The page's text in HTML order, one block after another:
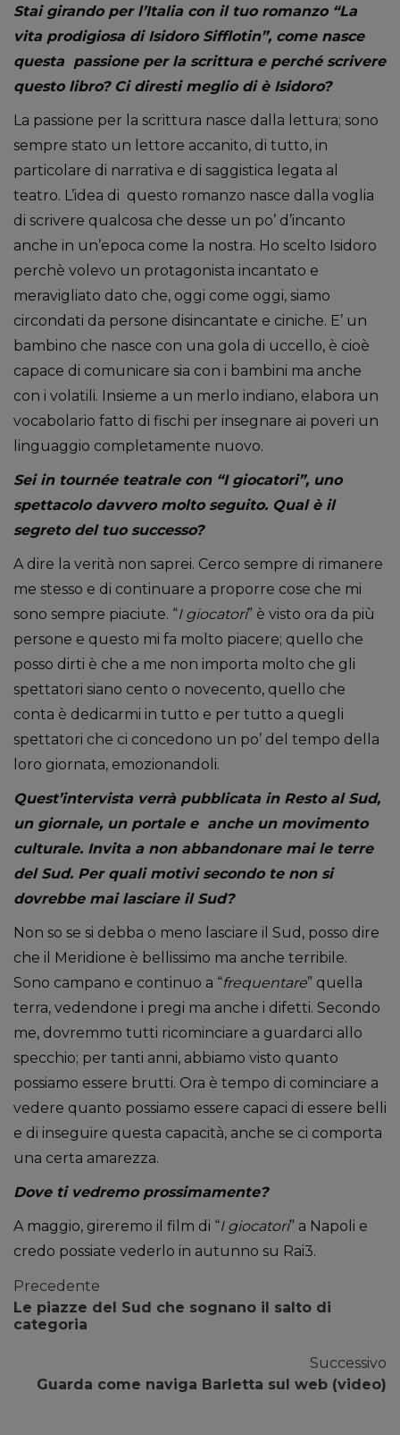
Stai girando per l’Italia con il tuo romanzo “La
vita prodigiosa di Isidoro Sifflotin”, come nasce
questa passione per la scrittura e perché scrivere
questo libro? Ci diresti meglio di è Isidoro?
La passione per la scrittura nasce dalla lettura; sono
sempre stato un lettore accanito, di tutto, in
particolare di narrativa e di saggistica legata al
teatro. L’idea di questo romanzo nasce dalla voglia
di scrivere qualcosa che desse un po’ d’incanto
anche in un’epoca come la nostra. Ho scelto Isidoro
perchè volevo un protagonista incantato e
meravigliato dato che, oggi come oggi, siamo
circondati da persone disincantate e ciniche. E’ un
bambino che nasce con una gola di uccello, è cioè
capace di comunicare sia con i bambini ma anche
con i volatili. Insieme a un merlo indiano, elabora un
vocabolario fatto di fischi per insegnare ai poveri un
linguaggio completamente nuovo.
Sei in tournée teatrale con “I giocatori”, uno
spettacolo davvero molto seguito. Qual è il
segreto del tuo successo?
A dire la verità non saprei. Cerco sempre di rimanere
me stesso e di continuare a proporre cose che mi
sono sempre piaciute. “I giocatori” è visto ora da più
persone e questo mi fa molto piacere; quello che
posso dirti è che a me non importa molto che gli
spettatori siano cento o novecento, quello che
conta è dedicarmi in tutto e per tutto a quegli
spettatori che ci concedono un po’ del tempo della
loro giornata, emozionandoli.
Quest’intervista verrà pubblicata in Resto al Sud,
un giornale, un portale e anche un movimento
culturale. Invita a non abbandonare mai le terre
del Sud. Per quali motivi secondo te non si
dovrebbe mai lasciare il Sud?
Non so se si debba o meno lasciare il Sud, posso dire
che il Meridione è bellissimo ma anche terribile.
Sono campano e continuo a “frequentare” quella
terra, vedendone i pregi ma anche i difetti. Secondo
me, dovremmo tutti ricominciare a guardarci allo
specchio; per tanti anni, abbiamo visto quanto
possiamo essere brutti. Ora è tempo di cominciare a
vedere quanto possiamo essere capaci di essere belli
e di inseguire questa capacità, anche se ci comporta
una certa amarezza.
Dove ti vedremo prossimamente?
A maggio, gireremo il film di “I giocatori” a Napoli e
credo possiate vederlo in autunno su Rai3.
Precedente
Le piazze del Sud che sognano il salto di
categoria
Successivo
Guarda come naviga Barletta sul web (video)